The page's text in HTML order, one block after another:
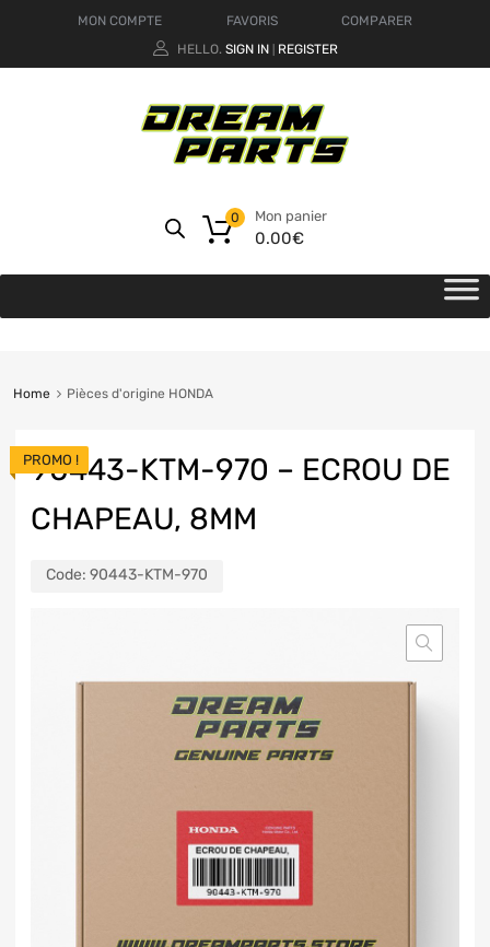
MON COMPTE FAVORIS
COMPARER
HELLO. SIGN IN REGISTER
Mon panier
0.00€
0
Home Pièces d'origine HONDA
90443-KTM-970 – ECROU DE
CHAPEAU, 8MM
Code: 90443-KTM-970
PROMO !